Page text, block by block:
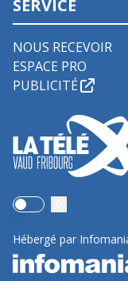
SERVICE
NOUS RECEVOIR
ESPACE PRO
PUBLICITÉ
Use setting
Hébergé par